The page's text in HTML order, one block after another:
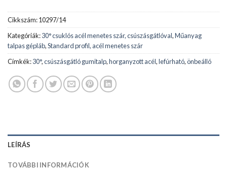
Cikkszám:10297/14
Kategóriák:30° csuklós acél menetes szár, csúszásgátlóval,Műanyag
talpas gépláb,Standard profil, acél menetes szár
Címkék:30°,csúszásgátló gumitalp,horganyzott acél,lefúrható,önbeálló
LEÍRÁS
TOVÁBBI INFORMÁCIÓK